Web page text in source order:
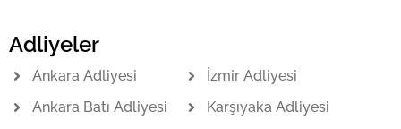
Adliyeler
Ankara Adliyesi
Ankara Batı Adliyesi
İzmir Adliyesi
Karşıyaka Adliyesi